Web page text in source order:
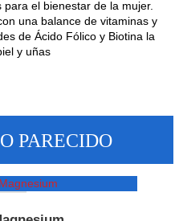
el bienestar de la mujer.
una balance de vitaminas y
de Ácido Fólico y Biotina la
y uñas
PARECIDO